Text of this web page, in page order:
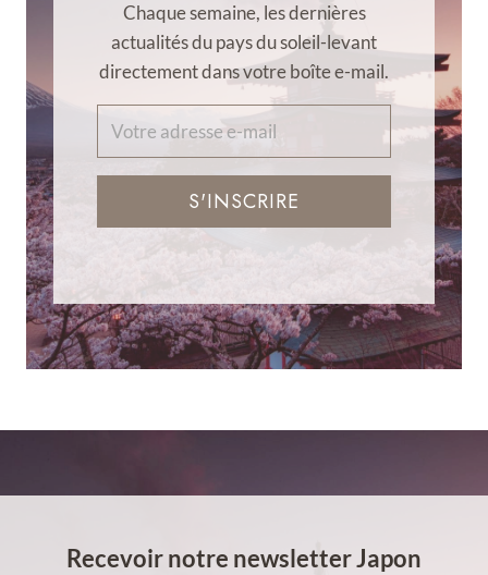
Chaque semaine, les dernières
actualités du pays du soleil-levant
directement dans votre boîte e-mail.
S'INSCRIRE
Recevoir notre newsletter Japon